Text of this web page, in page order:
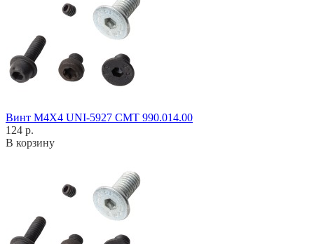
Винт M4X4 UNI-5927 CMT 990.014.00
124 р.
В корзину